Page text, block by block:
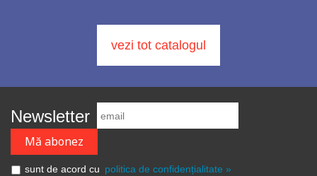
vezi tot catalogul
Newsletter
sunt de acord cu politica de confidențialitate »